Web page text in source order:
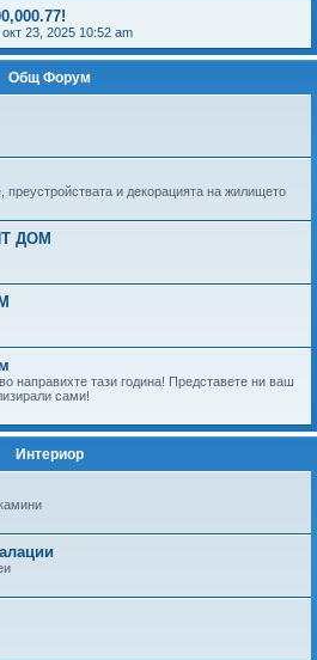
окт 23, 2025 10:52 am
Общ Форум
преустройствата и декорацията на жилището
ДОМ
направихте тази година! Представете ни ваш
сами!
Интериор